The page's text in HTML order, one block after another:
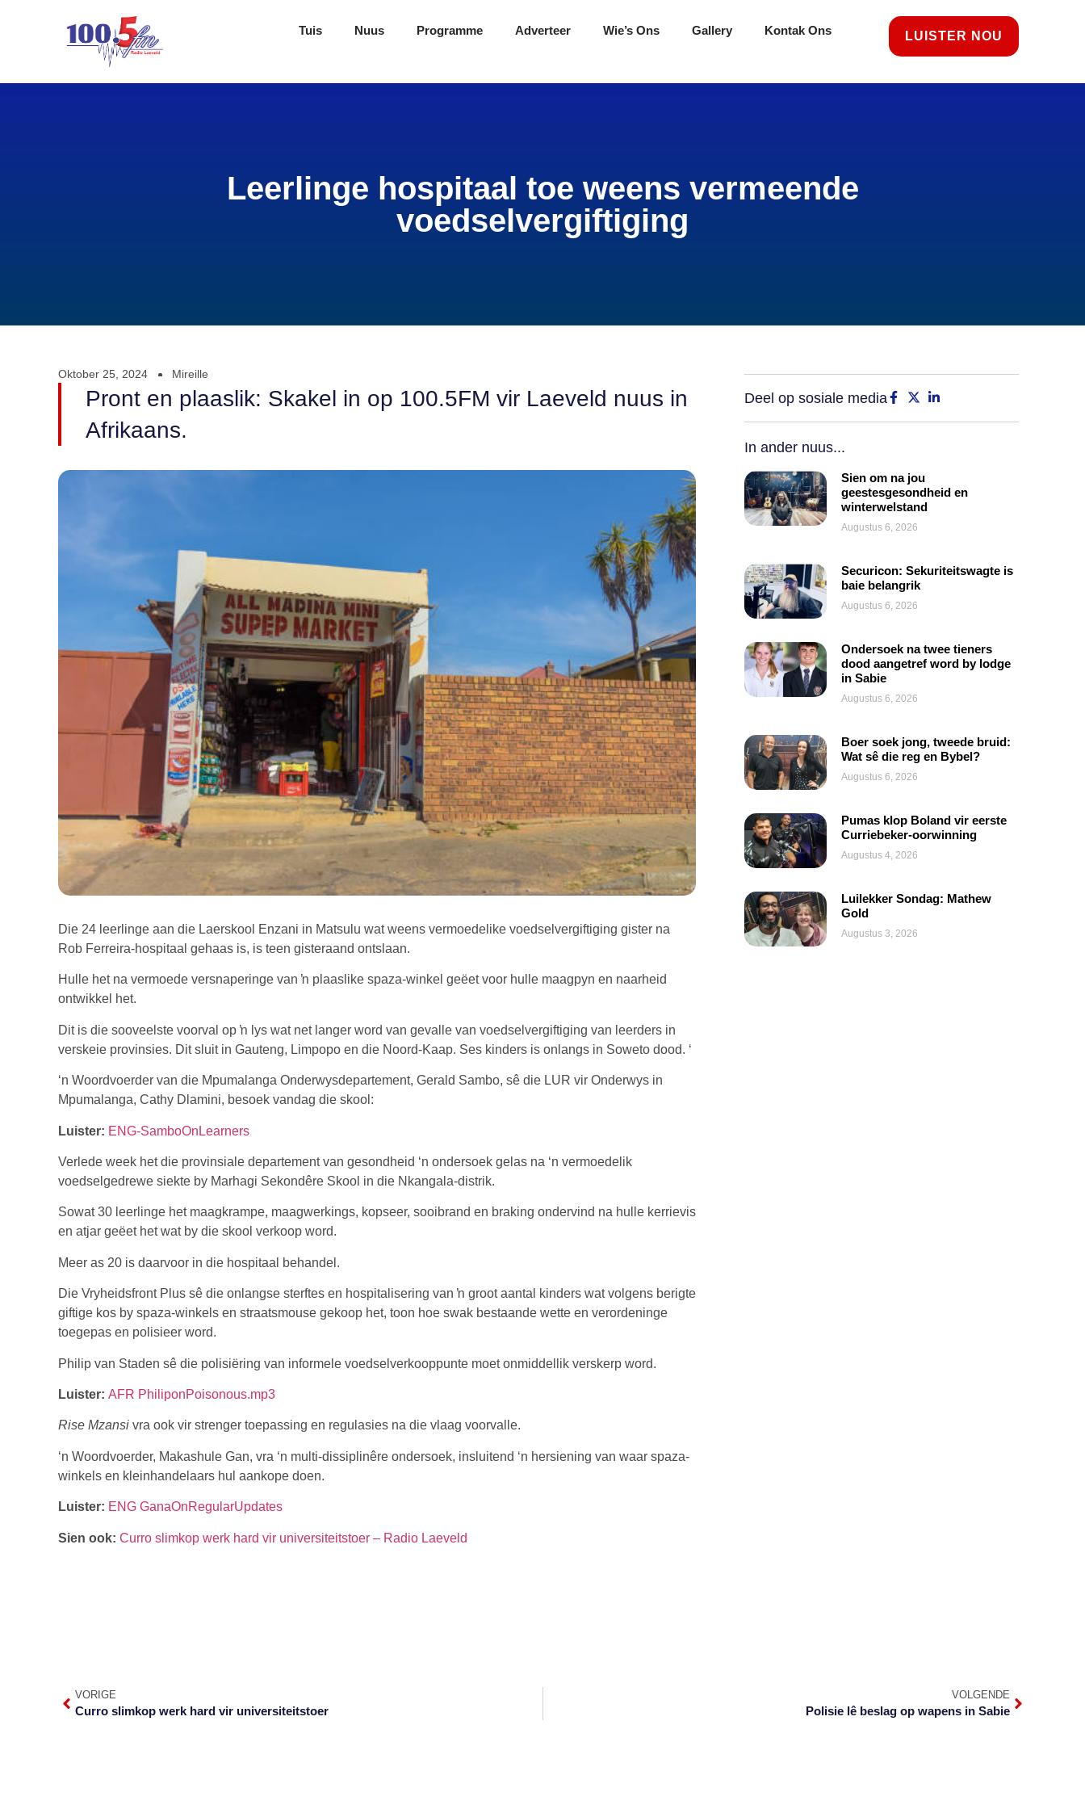
Tuis Nuus Programme Adverteer Wie’s Ons Gallery Kontak Ons LUISTER NOU
Leerlinge hospitaal toe weens vermeende
voedselvergiftiging
Oktober 25, 2024 Mireille
Pront en plaaslik: Skakel in op 100.5FM vir Laeveld nuus in
Afrikaans.
Die 24 leerlinge aan die Laerskool Enzani in Matsulu wat weens vermoedelike voedselvergiftiging gister na
Rob Ferreira-hospitaal gehaas is, is teen gisteraand ontslaan.
Hulle het na vermoede versnaperinge van ŉ plaaslike spaza-winkel geëet voor hulle maagpyn en naarheid
ontwikkel het.
Dit is die sooveelste voorval op ŉ lys wat net langer word van gevalle van voedselvergiftiging van leerders in
verskeie provinsies. Dit sluit in Gauteng, Limpopo en die Noord-Kaap. Ses kinders is onlangs in Soweto dood. ‘
‘n Woordvoerder van die Mpumalanga Onderwysdepartement, Gerald Sambo, sê die LUR vir Onderwys in
Mpumalanga, Cathy Dlamini, besoek vandag die skool:
Luister: ENG-SamboOnLearners
Verlede week het die provinsiale departement van gesondheid ‘n ondersoek gelas na ‘n vermoedelik
voedselgedrewe siekte by Marhagi Sekondêre Skool in die Nkangala-distrik.
Sowat 30 leerlinge het maagkrampe, maagwerkings, kopseer, sooibrand en braking ondervind na hulle kerrievis
en atjar geëet het wat by die skool verkoop word.
Meer as 20 is daarvoor in die hospitaal behandel.
Die Vryheidsfront Plus sê die onlangse sterftes en hospitalisering van ŉ groot aantal kinders wat volgens berigte
giftige kos by spaza-winkels en straatsmouse gekoop het, toon hoe swak bestaande wette en verordeninge
toegepas en polisieer word.
Philip van Staden sê die polisiëring van informele voedselverkooppunte moet onmiddellik verskerp word.
Luister: AFR PhiliponPoisonous.mp3
Rise Mzansi vra ook vir strenger toepassing en regulasies na die vlaag voorvalle.
‘n Woordvoerder, Makashule Gan, vra ‘n multi-dissiplinêre ondersoek, insluitend ‘n hersiening van waar spaza-
winkels en kleinhandelaars hul aankope doen.
Luister: ENG GanaOnRegularUpdates
Sien ook: Curro slimkop werk hard vir universiteitstoer – Radio Laeveld
Deel op sosiale media
In ander nuus...
Sien om na jou
geestesgesondheid en
winterwelstand
Augustus 6, 2026
Securicon: Sekuriteitswagte is
baie belangrik
Augustus 6, 2026
Ondersoek na twee tieners
dood aangetref word by lodge
in Sabie
Augustus 6, 2026
Boer soek jong, tweede bruid:
Wat sê die reg en Bybel?
Augustus 6, 2026
Pumas klop Boland vir eerste
Curriebeker-oorwinning
Augustus 4, 2026
Luilekker Sondag: Mathew
Gold
Augustus 3, 2026
VORIGE
Curro slimkop werk hard vir universiteitstoer
VOLGENDE
Polisie lê beslag op wapens in Sabie